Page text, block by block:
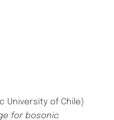
University of Chile)
for bosonic